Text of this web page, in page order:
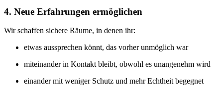
4. Neue Erfahrungen ermöglichen
Wir schaffen sichere Räume, in denen ihr:
etwas aussprechen könnt, das vorher unmöglich war
miteinander in Kontakt bleibt, obwohl es unangenehm wird
einander mit weniger Schutz und mehr Echtheit begegnet